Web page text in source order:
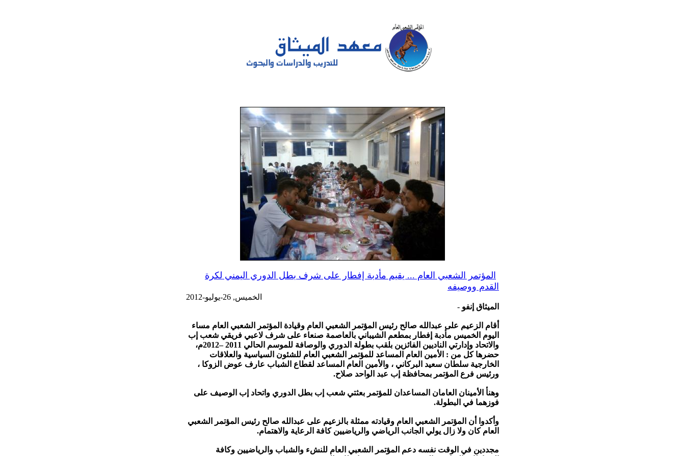
المؤتمر الشعبي العام ... يقيم مأدبة إفطار على شرف بطل الدوري اليمني لكرة
القدم ووصيفه
الخميس, 26-يوليو-2012
الميثاق إنفو -
أقام الزعيم على عبدالله صالح رئيس المؤتمر الشعبي العام وقيادة المؤتمر الشعبي العام مساء
اليوم الخميس مأدبة إفطار بمطعم الشيباني بالعاصمة صنعاء على شرف لاعبي فريقي شعب إب
والاتحاد وإدارتي الناديين الفائزين بلقب بطولة الدوري والوصافة للموسم الحالي 2011 –2012م،
حضرها كل من : الأمين العام المساعد للمؤتمر الشعبي العام للشئون السياسية والعلاقات
الخارجية سلطان سعيد البركاني ، والأمين العام المساعد لقطاع الشباب عارف عوض الزوكا ،
ورئيس فرع المؤتمر بمحافظة إب عبد الواحد صلاح.
وهنأ الأمينان العامان المساعدان للمؤتمر بعثتي شعب إب بطل الدوري واتحاد إب الوصيف على
فوزهما في البطولة.
وأكدوا أن المؤتمر الشعبي العام وقيادته ممثلة بالزعيم على عبدالله صالح رئيس المؤتمر الشعبي
العام كان ولا زال يولي الجانب الرياضي والرياضيين كافة الرعاية والاهتمام.
مجددين في الوقت نفسه دعم المؤتمر الشعبي العام للنشء والشباب والرياضيين وكافة